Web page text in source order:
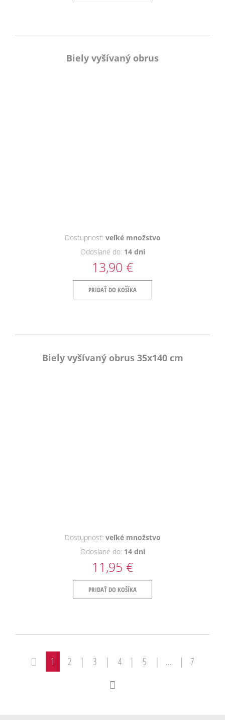
Biely vyšívaný obrus
Dostupnosť: veľké množstvo
Odoslané do: 14 dni
13,90 €
PRIDAŤ DO KOŠÍKA
Biely vyšívaný obrus 35x140 cm
Dostupnosť: veľké množstvo
Odoslané do: 14 dni
11,95 €
PRIDAŤ DO KOŠÍKA
1 2 | 3 | 4 | 5 | ... | 7